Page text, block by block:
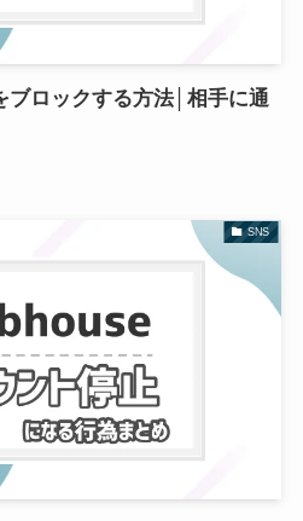
ロックする方法│相手に通
SNS